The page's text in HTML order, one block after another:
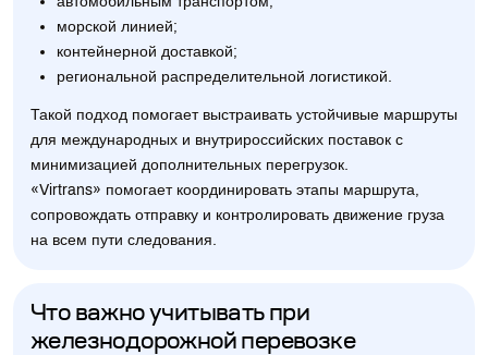
морской линией;
контейнерной доставкой;
региональной распределительной логистикой.
Такой подход помогает выстраивать устойчивые маршруты
для международных и внутрироссийских поставок с
минимизацией дополнительных перегрузок.
«Virtrans» помогает координировать этапы маршрута,
сопровождать отправку и контролировать движение груза
на всем пути следования.
Что важно учитывать при
железнодорожной перевозке